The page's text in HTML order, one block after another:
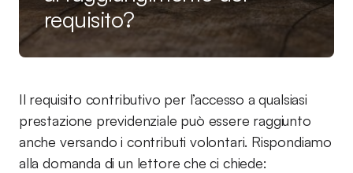
requisito?
Il requisito contributivo per l’accesso a qualsiasi
prestazione previdenziale può essere raggiunto
anche versando i contributi volontari. Rispondiamo
alla domanda di un lettore che ci chiede: